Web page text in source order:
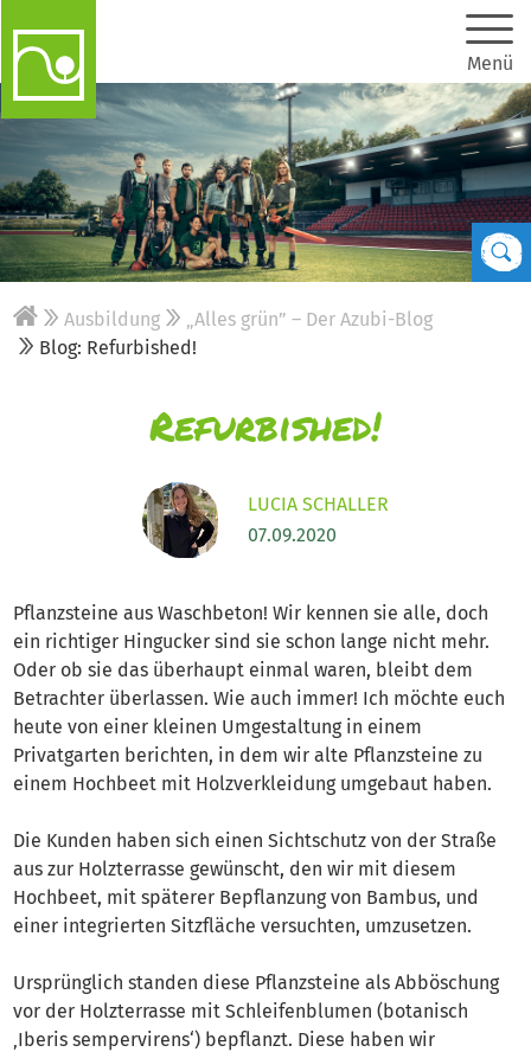
Menü
Ausbildung
„Alles grün” – Der Azubi-Blog
Blog: Refurbished!
Refurbished!
LUCIA SCHALLER
07.09.2020
Pflanzsteine aus Waschbeton! Wir kennen sie alle, doch
ein richtiger Hingucker sind sie schon lange nicht mehr.
Oder ob sie das überhaupt einmal waren, bleibt dem
Betrachter überlassen. Wie auch immer! Ich möchte euch
heute von einer kleinen Umgestaltung in einem
Privatgarten berichten, in dem wir alte Pflanzsteine zu
einem Hochbeet mit Holzverkleidung umgebaut haben.
Die Kunden haben sich einen Sichtschutz von der Straße
aus zur Holzterrasse gewünscht, den wir mit diesem
Hochbeet, mit späterer Bepflanzung von Bambus, und
einer integrierten Sitzfläche versuchten, umzusetzen.
Ursprünglich standen diese Pflanzsteine als Abböschung
vor der Holzterrasse mit Schleifenblumen (botanisch
‚Iberis sempervirens‘) bepflanzt. Diese haben wir